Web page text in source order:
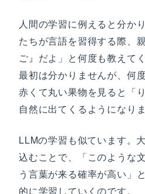
人間の学習に例えると分か
たちが言語を習得する際、
ご』だよ」と何度も教えてく
最初は分かりませんが、何
赤くて丸い果物を見ると「
自然に出てくるようになりま
LLMの学習も似ています。
込むことで、「このような
う言葉が来る確率が高い」
的に学習していくのです。